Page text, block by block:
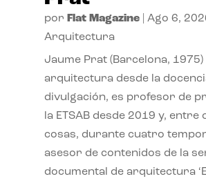
por Flat Magazine| Ago 6,
Arquitectura
Jaume Prat (Barcelona,
arquitectura desde la
divulgación, es profesor de
la ETSAB desde 2019 y, entre
cosas, durante cuatro
asesor de contenidos de la
documental de arquitectura